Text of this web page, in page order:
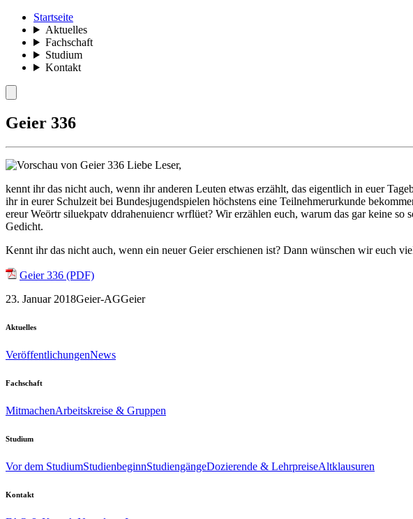
Startseite
Aktuelles
Fachschaft
Studium
Kontakt
Geier 336
Liebe Leser,
kennt ihr das nicht auch, wenn ihr anderen Leuten etwas erzählt, das eigentlich in euer
ihr in eurer Schulzeit bei Bundesjugendspielen höchstens eine Teilnehmerurkunde
ereur Weörtr siluekpatv ddrahenuiencr wrflüet? Wir erzählen euch, warum das gar keine
Gedicht.
Kennt ihr das nicht auch, wenn ein neuer Geier erschienen ist? Dann wünschen wir euch
Geier 336 (PDF)
23. Januar 2018Geier-AGGeier
Aktuelles
VeröffentlichungenNews
Fachschaft
MitmachenArbeitskreise & Gruppen
Studium
Vor dem StudiumStudienbeginnStudiengängeDozierende & LehrpreiseAltklausuren
Kontakt